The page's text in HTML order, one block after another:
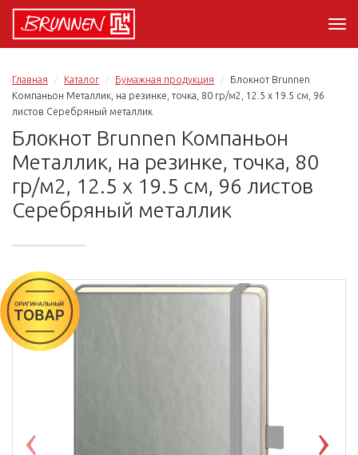
Главная Каталог Бумажная продукция
Блокнот Brunnen
Компаньон Металлик, на резинке, точка, 80 гр/м2, 12.5 х 19.5 см, 96
листов Серебряный металлик
Блокнот Brunnen Компаньон
Металлик, на резинке, точка, 80
гр/м2, 12.5 х 19.5 см, 96 листов
Серебряный металлик